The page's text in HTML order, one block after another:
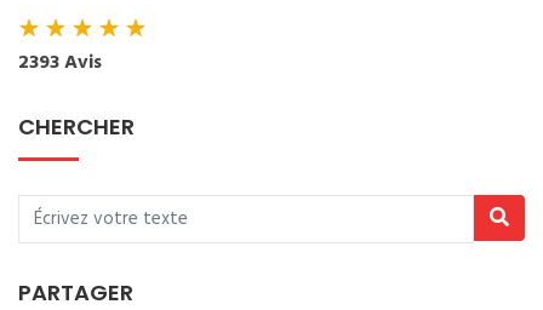
★★★★★
2393 Avis
CHERCHER
PARTAGER